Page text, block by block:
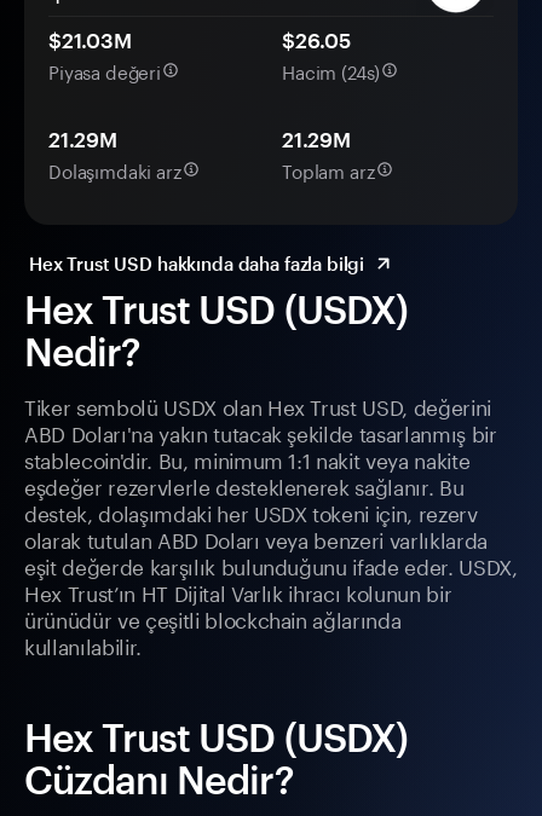
Hex Trust USD (USDX)
Nedir?
Tiker sembolü USDX olan Hex Trust USD, değerini
ABD Doları'na yakın tutacak şekilde tasarlanmış bir
stablecoin'dir. Bu, minimum 1:1 nakit veya nakite
eşdeğer rezervlerle desteklenerek sağlanır. Bu
destek, dolaşımdaki her USDX tokeni için, rezerv
olarak tutulan ABD Doları veya benzeri varlıklarda
eşit değerde karşılık bulunduğunu ifade eder. USDX,
Hex Trust’ın HT Dijital Varlık ihracı kolunun bir
ürünüdür ve çeşitli blockchain ağlarında
kullanılabilir.
Hex Trust USD (USDX)
Cüzdanı Nedir?
$21.03M
Piyasa değeri
$26.05
Hacim (24s)
21.29M
Dolaşımdaki arz
21.29M
Toplam arz
Hex Trust USD hakkında daha fazla bilgi